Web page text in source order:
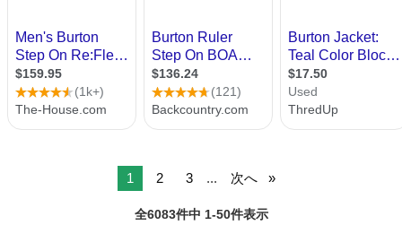
1 2 3 ... 次へ
全6083件中 1-50件表示